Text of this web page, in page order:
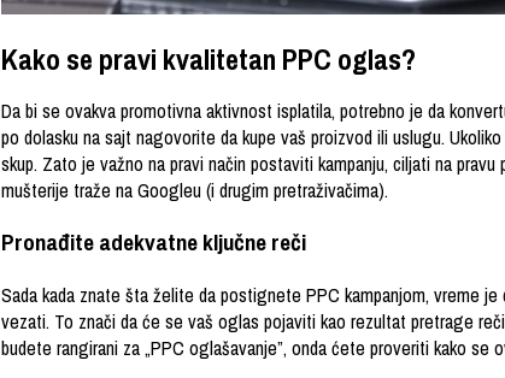
Kako se pravi kvalitetan PPC oglas?
Da bi se ovakva promotivna aktivnost isplatila, potrebno je da
po dolasku na sajt nagovorite da kupe vaš proizvod ili uslugu.
skup. Zato je važno na pravi način postaviti kampanju, ciljati na
mušterije traže na Googleu (i drugim pretraživačima).
Pronađite adekvatne ključne reči
Sada kada znate šta želite da postignete PPC kampanjom, vreme
vezati. To znači da će se vaš oglas pojaviti kao rezultat pretrage
budete rangirani za „PPC oglašavanje”, onda ćete proveriti kako se